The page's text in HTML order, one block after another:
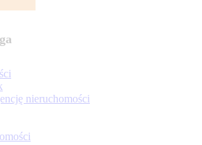
nieruchomości